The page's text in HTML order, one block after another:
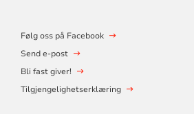
Følg oss på Facebook
Send e-post
Bli fast giver!
Tilgjengelighetserklæring